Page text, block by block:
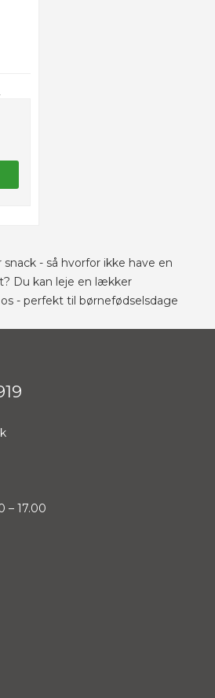
- så hvorfor ikke have en
Du kan leje en lækker
- perfekt til børnefødselsdage
– 17.00